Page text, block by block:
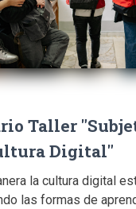
Taller
Digital"
la cultura digital
las formas de